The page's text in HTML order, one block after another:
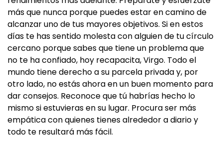
más que nunca porque puedes estar en camino de
alcanzar uno de tus mayores objetivos. Si en estos
días te has sentido molesta con alguien de tu círculo
cercano porque sabes que tiene un problema que
no te ha confiado, hoy recapacita, Virgo. Todo el
mundo tiene derecho a su parcela privada y, por
otro lado, no estás ahora en un buen momento para
dar consejos. Reconoce que tú habrías hecho lo
mismo si estuvieras en su lugar. Procura ser más
empática con quienes tienes alrededor a diario y
todo te resultará más fácil.